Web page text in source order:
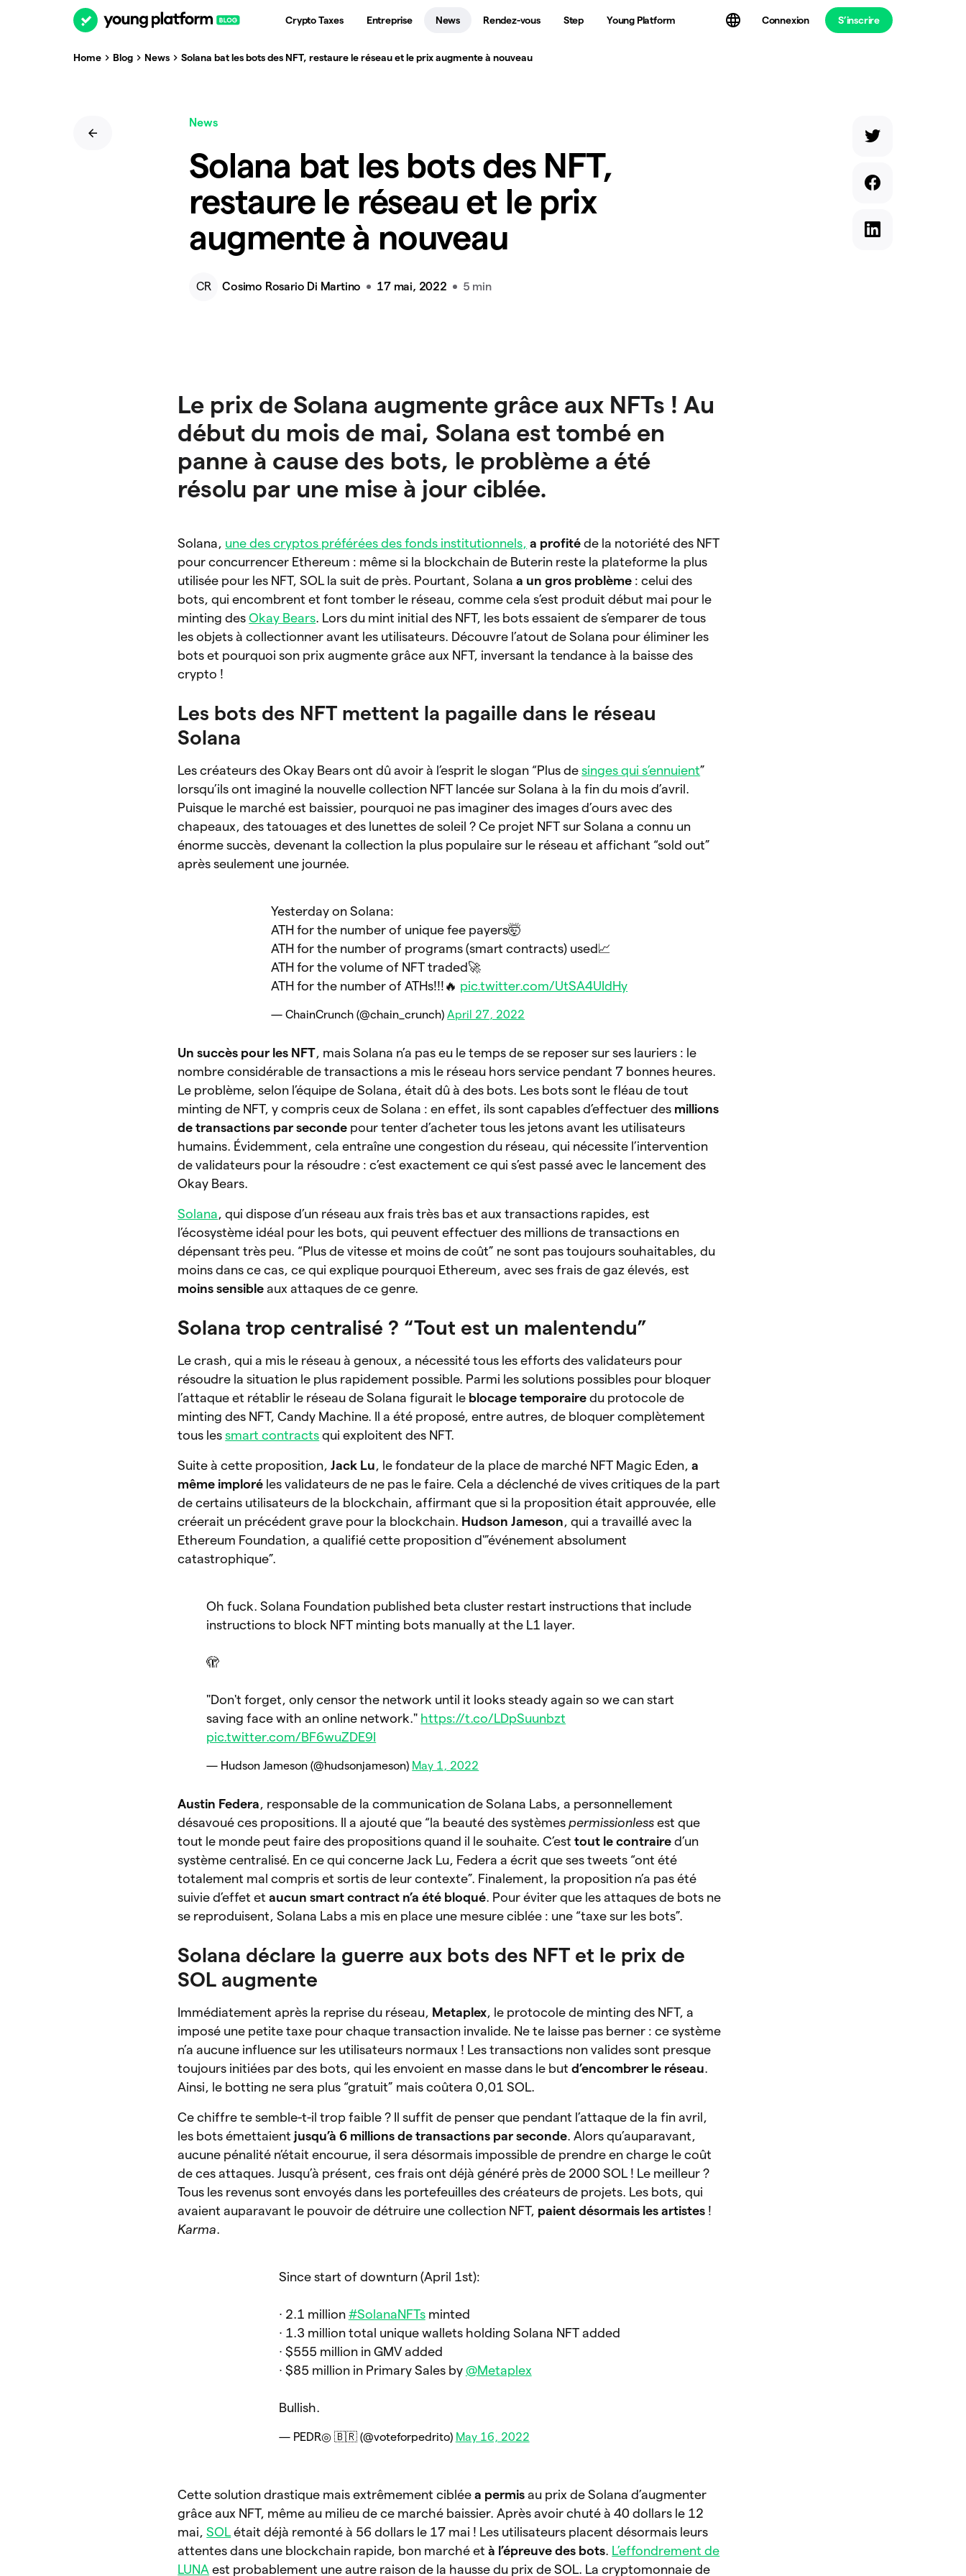
Crypto Taxes Entreprise News Rendez-vous Step Young Platform Connexion S’inscrire
Home Blog News Solana bat les bots des NFT, restaure le réseau et le prix augmente à nouveau
News
Solana bat les bots des NFT,
restaure le réseau et le prix
augmente à nouveau
CR Cosimo Rosario Di Martino 17 mai, 2022 5 min
Le prix de Solana augmente grâce aux NFTs ! Au
début du mois de mai, Solana est tombé en
panne à cause des bots, le problème a été
résolu par une mise à jour ciblée.
Solana, une des cryptos préférées des fonds institutionnels, a profité de la notoriété des NFT
pour concurrencer Ethereum : même si la blockchain de Buterin reste la plateforme la plus
utilisée pour les NFT, SOL la suit de près. Pourtant, Solanaa un gros problème : celui des
bots, qui encombrent et font tomber le réseau, comme cela s’est produit début mai pour le
minting desOkay Bears. Lors du mint initial des NFT, les bots essaient de s’emparer de tous
les objets à collectionner avant les utilisateurs. Découvre l’atout de Solana pour éliminer les
bots et pourquoi son prix augmente grâce aux NFT, inversant la tendance à la baisse des
crypto !
Les bots des NFT mettent la pagaille dans le réseau
Solana
Les créateurs des Okay Bears ont dû avoir à l’esprit le slogan “Plus desinges qui s’ennuient”
lorsqu’ils ont imaginé la nouvelle collection NFT lancée sur Solana à la fin du mois d’avril.
Puisque le marché est baissier, pourquoi ne pas imaginer des images d’ours avec des
chapeaux, des tatouages et des lunettes de soleil ? Ce projet NFT sur Solana a connu un
énorme succès, devenant la collection la plus populaire sur le réseau et affichant “sold out”
après seulement une journée.
Yesterday on Solana:
ATH for the number of unique fee payers🤯
ATH for the number of programs (smart contracts) used📈
ATH for the volume of NFT traded🚀
ATH for the number of ATHs!!!🔥 pic.twitter.com/UtSA4UIdHy
— ChainCrunch (@chain_crunch)April 27, 2022
Un succès pour les NFT, mais Solana n’a pas eu le temps de se reposer sur ses lauriers : le
nombre considérable de transactions a mis le réseau hors service pendant 7 bonnes heures.
Le problème, selon l’équipe de Solana, était dû à des bots. Les bots sont le fléau de tout
minting de NFT, y compris ceux de Solana : en effet, ils sont capables d’effectuer des millions
de transactions par seconde pour tenter d’acheter tous les jetons avant les utilisateurs
humains. Évidemment, cela entraîne une congestion du réseau, qui nécessite l’intervention
de validateurs pour la résoudre : c’est exactement ce qui s’est passé avec le lancement des
Okay Bears.
Solana, qui dispose d’un réseau aux frais très bas et aux transactions rapides, est
l’écosystème idéal pour les bots, qui peuvent effectuer des millions de transactions en
dépensant très peu. “Plus de vitesse et moins de coût” ne sont pas toujours souhaitables, du
moins dans ce cas, ce qui explique pourquoi Ethereum, avec ses frais de gaz élevés, est
moins sensible aux attaques de ce genre.
Solana trop centralisé ? “Tout est un malentendu”
Le crash, qui a mis le réseau à genoux, a nécessité tous les efforts des validateurs pour
résoudre la situation le plus rapidement possible. Parmi les solutions possibles pour bloquer
l’attaque et rétablir le réseau de Solana figurait le blocage temporaire du protocole de
minting des NFT, Candy Machine. Il a été proposé, entre autres, de bloquer complètement
tous lessmart contracts qui exploitent des NFT.
Suite à cette proposition,Jack Lu, le fondateur de la place de marché NFT Magic Eden, a
même imploré les validateurs de ne pas le faire. Cela a déclenché de vives critiques de la part
de certains utilisateurs de la blockchain, affirmant que si la proposition était approuvée, elle
créerait un précédent grave pour la blockchain. Hudson Jameson, qui a travaillé avec la
Ethereum Foundation, a qualifié cette proposition d'”événement absolument
catastrophique”.
Oh fuck. Solana Foundation published beta cluster restart instructions that include
instructions to block NFT minting bots manually at the L1 layer.
🫣
"Don't forget, only censor the network until it looks steady again so we can start
saving face with an online network." https://t.co/LDpSuunbzt
pic.twitter.com/BF6wuZDE9I
— Hudson Jameson (@hudsonjameson) May 1, 2022
Austin Federa, responsable de la communication de Solana Labs, a personnellement
désavoué ces propositions. Il a ajouté que “la beauté des systèmespermissionless est que
tout le monde peut faire des propositions quand il le souhaite. C’esttout le contraire d’un
système centralisé. En ce qui concerne Jack Lu, Federa a écrit que ses tweets “ont été
totalement mal compris et sortis de leur contexte”. Finalement, la proposition n’a pas été
suivie d’effet etaucun smart contract n’a été bloqué. Pour éviter que les attaques de bots ne
se reproduisent, Solana Labs a mis en place une mesure ciblée : une “taxe sur les bots”.
Solana déclare la guerre aux bots des NFT et le prix de
SOL augmente
Immédiatement après la reprise du réseau, Metaplex, le protocole de minting des NFT, a
imposé une petite taxe pour chaque transaction invalide. Ne te laisse pas berner : ce système
n’a aucune influence sur les utilisateurs normaux ! Les transactions non valides sont presque
toujours initiées par des bots, qui les envoient en masse dans le butd’encombrer le réseau.
Ainsi, le botting ne sera plus “gratuit” mais coûtera 0,01 SOL.
Ce chiffre te semble-t-il trop faible ? Il suffit de penser que pendant l’attaque de la fin avril,
les bots émettaient jusqu’à 6 millions de transactions par seconde. Alors qu’auparavant,
aucune pénalité n’était encourue, il sera désormais impossible de prendre en charge le coût
de ces attaques. Jusqu’à présent, ces frais ont déjà généré près de 2000 SOL ! Le meilleur ?
Tous les revenus sont envoyés dans les portefeuilles des créateurs de projets. Les bots, qui
avaient auparavant le pouvoir de détruire une collection NFT, paient désormais les artistes !
Karma.
Since start of downturn (April 1st):
∙ 2.1 million #SolanaNFTsminted
∙ 1.3 million total unique wallets holding Solana NFT added
∙ $555 million in GMV added
∙ $85 million in Primary Sales by @Metaplex
Bullish.
— PEDR◎ 🇧🇷 (@voteforpedrito) May 16, 2022
Cette solution drastique mais extrêmement ciblée a permisau prix de Solana d’augmenter
grâce aux NFT, même au milieu de ce marché baissier. Après avoir chuté à 40 dollars le 12
mai,SOL était déjà remonté à 56 dollars le 17 mai ! Les utilisateurs placent désormais leurs
attentes dans une blockchain rapide, bon marché et à l’épreuve des bots. L’effondrement de
LUNA est probablement une autre raison de la hausse du prix de SOL. La cryptomonnaie de